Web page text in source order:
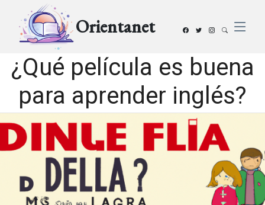
Orientanet
¿Qué película es buena
para aprender inglés?